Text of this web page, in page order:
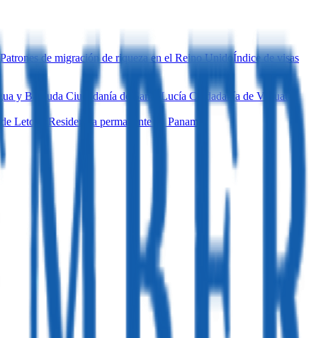
Patrones de migración de riqueza en el Reino UnidoÍndice de visas
y Barbuda Ciudadanía de Santa Lucía Ciudadanía de Vanuatu
Letonia
Residencia permanente en Panamá